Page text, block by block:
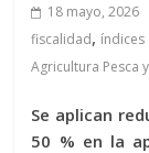
18 mayo, 2026
fiscalidad,
Agricultura Pesca
Se aplican
50 % en la